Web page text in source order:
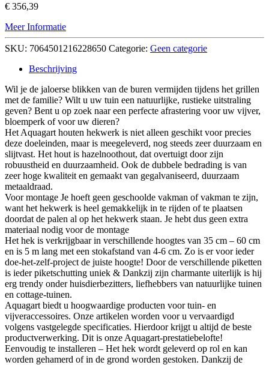
€ 356,39
Meer Informatie
SKU: 7064501216228650 Categorie: Geen categorie
Beschrijving
Wil je de jaloerse blikken van de buren vermijden tijdens het grillen
met de familie? Wilt u uw tuin een natuurlijke, rustieke uitstraling
geven? Bent u op zoek naar een perfecte afrastering voor uw vijver,
bloemperk of voor uw dieren?
Het Aquagart houten hekwerk is niet alleen geschikt voor precies
deze doeleinden, maar is meegeleverd, nog steeds zeer duurzaam en
slijtvast. Het hout is hazelnoothout, dat overtuigt door zijn
robuustheid en duurzaamheid. Ook de dubbele bedrading is van
zeer hoge kwaliteit en gemaakt van gegalvaniseerd, duurzaam
metaaldraad.
Voor montage Je hoeft geen geschoolde vakman of vakman te zijn,
want het hekwerk is heel gemakkelijk in te rijden of te plaatsen
doordat de palen al op het hekwerk staan. Je hebt dus geen extra
materiaal nodig voor de montage
Het hek is verkrijgbaar in verschillende hoogtes van 35 cm – 60 cm
en is 5 m lang met een stokafstand van 4-6 cm. Zo is er voor ieder
doe-het-zelf-project de juiste hoogte! Door de verschillende piketten
is ieder piketschutting uniek & Dankzij zijn charmante uiterlijk is hij
erg trendy onder huisdierbezitters, liefhebbers van natuurlijke tuinen
en cottage-tuinen.
Aquagart biedt u hoogwaardige producten voor tuin- en
vijveraccessoires. Onze artikelen worden voor u vervaardigd
volgens vastgelegde specificaties. Hierdoor krijgt u altijd de beste
productverwerking. Dit is onze Aquagart-prestatiebelofte!
Eenvoudig te installeren – Het hek wordt geleverd op rol en kan
worden gehamerd of in de grond worden gestoken. Dankzij de